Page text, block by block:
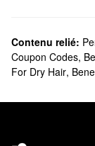
Contenu relié:
Coupon Codes,
For Dry Hair,